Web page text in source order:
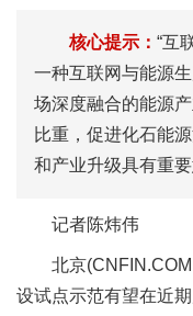
核心提示： “互
一种互联网与能源
场深度融合的能源
比重，促进化石能
和产业升级具有重要
记者陈炜伟
北京
设试点示范有望在近